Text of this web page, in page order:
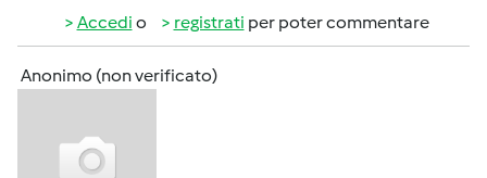
Accedi o registrati per poter commentare
Anonimo (non verificato)